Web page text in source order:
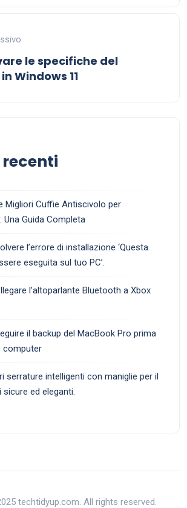
le specifiche del
Windows 11
Migliori Cuffie Antiscivolo per
Una Guida Completa
l’errore di installazione ‘Questa
eseguita sul tuo PC’.
l’altoparlante Bluetooth a Xbox
il backup del MacBook Pro prima
computer
serrature intelligenti con maniglie per il
ed eleganti.
techtidyup.com. All rights reserved.